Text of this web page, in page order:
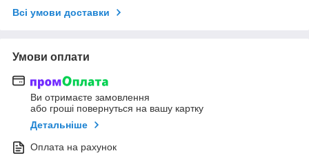
Всі умови доставки
Умови оплати
Ви отримаєте замовлення
або гроші повернуться на вашу картку
Детальніше
Оплата на рахунок